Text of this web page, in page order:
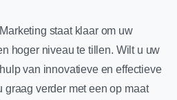
staat klaar om uw
hoger niveau te tillen. Wilt u uw
van innovatieve en effectieve
verder met een op maat